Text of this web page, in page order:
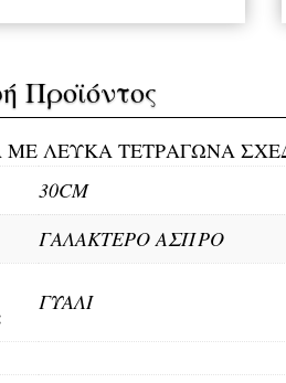
Προϊόντος
ΜΕ ΛΕΥΚΑ ΤΕΤΡΑΓΩΝΑ
30CM
ΓΑΛΑΚΤΕΡΟ ΑΣΠΡΟ
ΓΥΑΛI